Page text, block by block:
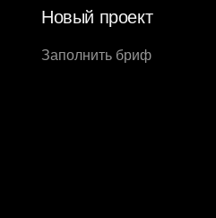
Новый проект
Заполнить бриф